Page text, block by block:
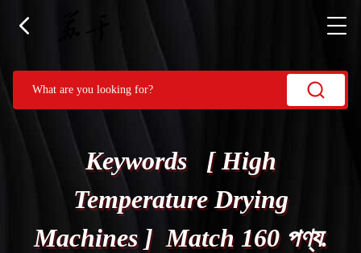
Keywords [ High
Temperature Drying
Machines ] Match 160 পণ্য.